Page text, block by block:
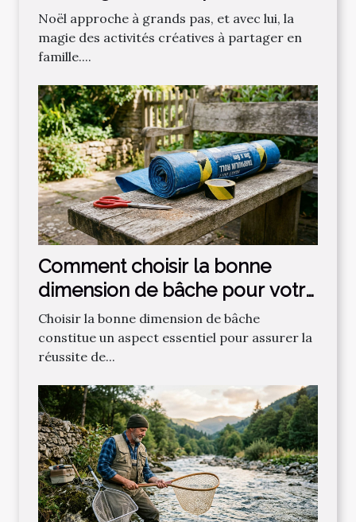
enfants ?
Noël approche à grands pas, et avec lui, la
magie des activités créatives à partager en
famille....
Comment choisir la bonne
dimension de bâche pour votre
projet ?
Choisir la bonne dimension de bâche
constitue un aspect essentiel pour assurer la
réussite de...